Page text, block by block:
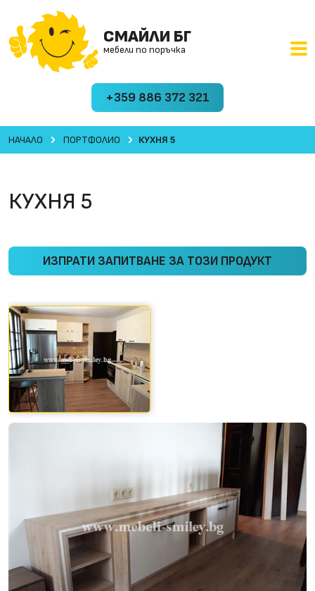
СМАЙЛИ БГ
мебели по поръчка
+359 886 372 321
НАЧАЛО ПОРТФОЛИО КУХНЯ 5
КУХНЯ 5
ИЗПРАТИ ЗАПИТВАНЕ ЗА ТОЗИ ПРОДУКТ